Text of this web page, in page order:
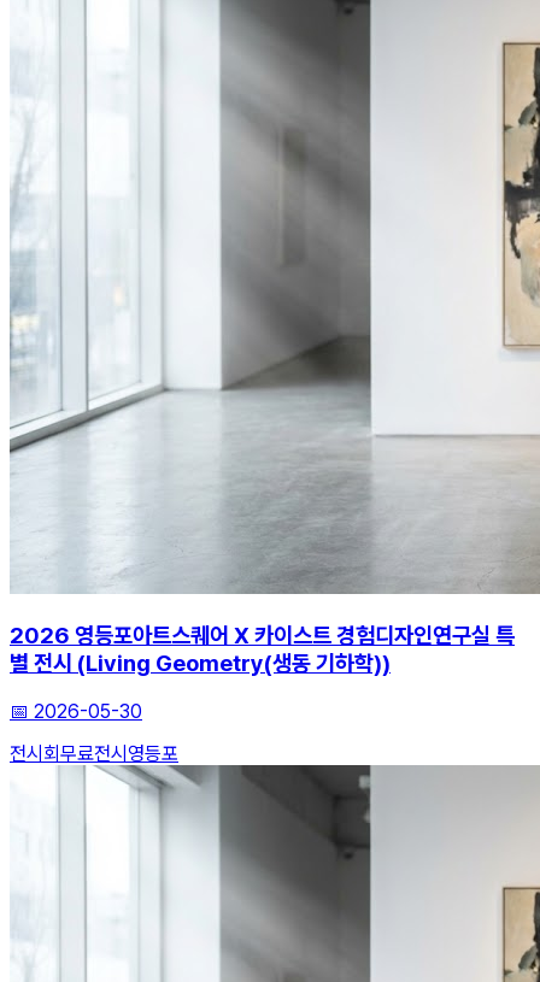
2026 영등포아트스퀘어 X 카이스트 경험디자인연구실 특
별 전시 (Living Geometry(생동 기하학))
📅 2026-05-30
전시회무료전시 영등포